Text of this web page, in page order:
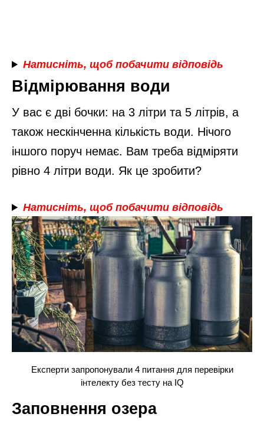
Натисніть, щоб побачити відповідь
Відмірювання води
У вас є дві бочки: на 3 літри та 5 літрів, а
також нескінченна кількість води. Нічого
іншого поруч немає. Вам треба відміряти
рівно 4 літри води. Як це зробити?
Натисніть, щоб побачити відповідь
Експерти запропонували 4 питання для перевірки
інтелекту без тесту на IQ
Заповнення озера